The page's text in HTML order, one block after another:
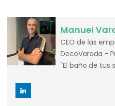
Manuel
CEO de las
DecoVarada -
"El baño de tus